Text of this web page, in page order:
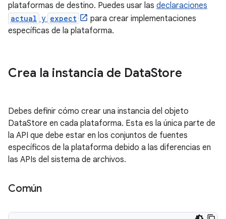
plataformas de destino. Puedes usar las declaraciones
actual y expect
para crear implementaciones
específicas de la plataforma.
Crea la instancia de DataStore
Debes definir cómo crear una instancia del objeto
DataStore en cada plataforma. Esta es la única parte de
la API que debe estar en los conjuntos de fuentes
específicos de la plataforma debido a las diferencias en
las APIs del sistema de archivos.
Común